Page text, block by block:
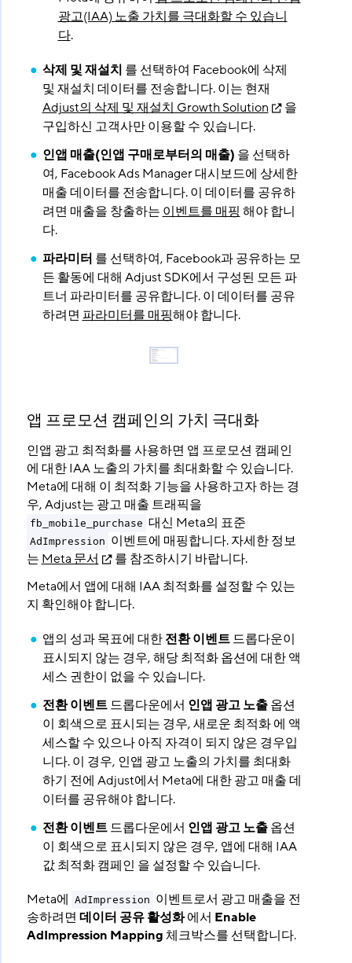
광고(IAA) 노출 가치를 극대화할 수 있습니
다.
삭제 및 재설치 를 선택하여 Facebook에 삭제
및 재설치 데이터를 전송합니다. 이는 현재
Adjust의 삭제 및 재설치 Growth Solution
을
구입하신 고객사만 이용할 수 있습니다.
인앱 매출(인앱 구매로부터의 매출) 을 선택하
여, Facebook Ads Manager 대시보드에 상세한
매출 데이터를 전송합니다. 이 데이터를 공유하
려면 매출을 창출하는이벤트를 매핑해야 합니
다.
파라미터 를 선택하여, Facebook과 공유하는 모
든 활동에 대해 Adjust SDK에서 구성된 모든 파
트너 파라미터를 공유합니다. 이 데이터를 공유
하려면파라미터를 매핑해야 합니다.
앱 프로모션 캠페인의 가치 극대화
인앱 광고 최적화를 사용하면 앱 프로모션 캠페인
에 대한 IAA 노출의 가치를 최대화할 수 있습니다.
Meta에 대해 이 최적화 기능을 사용하고자 하는 경
우, Adjust는 광고 매출 트래픽을
fb_mobile_purchase 대신 Meta의 표준
AdImpression 이벤트에 매핑합니다. 자세한 정보
는 Meta 문서
를 참조하시기 바랍니다.
Meta에서 앱에 대해 IAA 최적화를 설정할 수 있는
지 확인해야 합니다.
앱의 성과 목표에 대한전환 이벤트드롭다운이
표시되지 않는 경우, 해당 최적화 옵션에 대한 액
세스 권한이 없을 수 있습니다.
전환 이벤트드롭다운에서 인앱 광고 노출옵션
이 회색으로 표시되는 경우, 새로운 최적화 에 액
세스할 수 있으나 아직 자격이 되지 않은 경우입
니다. 이 경우, 인앱 광고 노출의 가치를 최대화
하기 전에 Adjust에서 Meta에 대한 광고 매출 데
이터를 공유해야 합니다.
전환 이벤트드롭다운에서 인앱 광고 노출옵션
이 회색으로 표시되지 않은 경우, 앱에 대해 IAA
값 최적화 캠페인 을 설정할 수 있습니다.
Meta에 AdImpression 이벤트로서 광고 매출을 전
송하려면 데이터 공유 활성화에서 Enable
AdImpression Mapping체크박스를 선택합니다.